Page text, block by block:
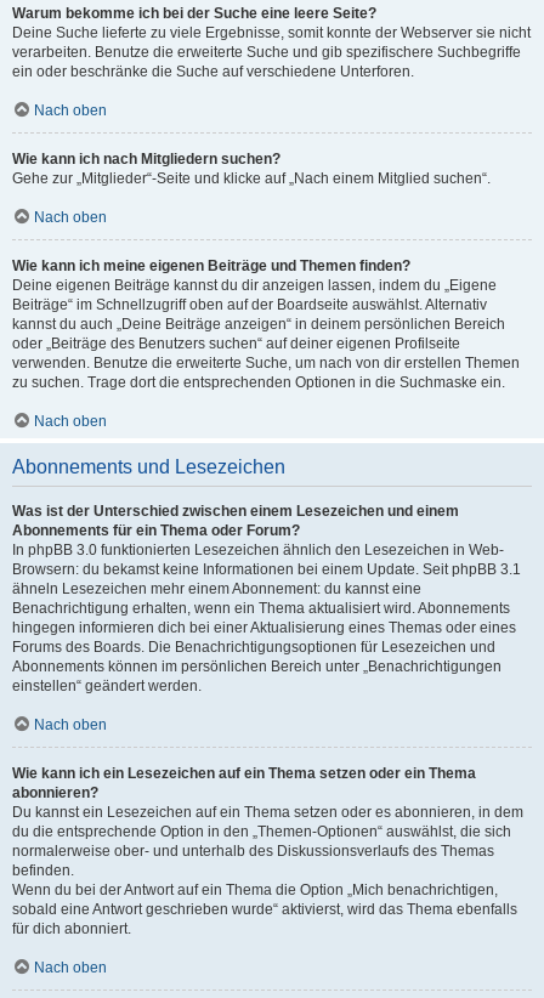
Warum bekomme ich bei der Suche eine leere Seite?
Deine Suche lieferte zu viele Ergebnisse, somit konnte der Webserver sie nicht
verarbeiten. Benutze die erweiterte Suche und gib spezifischere Suchbegriffe
ein oder beschränke die Suche auf verschiedene Unterforen.
Nach oben
Wie kann ich nach Mitgliedern suchen?
Gehe zur „Mitglieder“-Seite und klicke auf „Nach einem Mitglied suchen“.
Nach oben
Wie kann ich meine eigenen Beiträge und Themen finden?
Deine eigenen Beiträge kannst du dir anzeigen lassen, indem du „Eigene
Beiträge“ im Schnellzugriff oben auf der Boardseite auswählst. Alternativ
kannst du auch „Deine Beiträge anzeigen“ in deinem persönlichen Bereich
oder „Beiträge des Benutzers suchen“ auf deiner eigenen Profilseite
verwenden. Benutze die erweiterte Suche, um nach von dir erstellen Themen
zu suchen. Trage dort die entsprechenden Optionen in die Suchmaske ein.
Nach oben
Abonnements und Lesezeichen
Was ist der Unterschied zwischen einem Lesezeichen und einem
Abonnements für ein Thema oder Forum?
In phpBB 3.0 funktionierten Lesezeichen ähnlich den Lesezeichen in Web-
Browsern: du bekamst keine Informationen bei einem Update. Seit phpBB 3.1
ähneln Lesezeichen mehr einem Abonnement: du kannst eine
Benachrichtigung erhalten, wenn ein Thema aktualisiert wird. Abonnements
hingegen informieren dich bei einer Aktualisierung eines Themas oder eines
Forums des Boards. Die Benachrichtigungsoptionen für Lesezeichen und
Abonnements können im persönlichen Bereich unter „Benachrichtigungen
einstellen“ geändert werden.
Nach oben
Wie kann ich ein Lesezeichen auf ein Thema setzen oder ein Thema
abonnieren?
Du kannst ein Lesezeichen auf ein Thema setzen oder es abonnieren, in dem
du die entsprechende Option in den „Themen-Optionen“ auswählst, die sich
normalerweise ober- und unterhalb des Diskussionsverlaufs des Themas
befinden.
Wenn du bei der Antwort auf ein Thema die Option „Mich benachrichtigen,
sobald eine Antwort geschrieben wurde“ aktivierst, wird das Thema ebenfalls
für dich abonniert.
Nach oben